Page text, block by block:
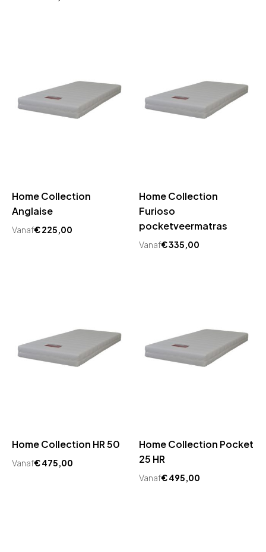
Home Collection
Anglaise
Vanaf€225,00
Home Collection
Furioso
pocketveermatras
Vanaf€335,00
Home Collection HR 50
Vanaf€475,00
Home Collection Pocket
25 HR
Vanaf€495,00